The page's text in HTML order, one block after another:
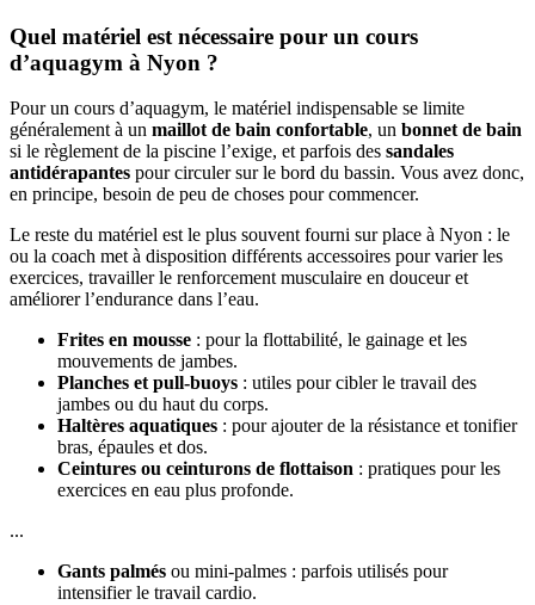
Quel matériel est nécessaire pour un cours
d’aquagym à Nyon ?
Pour un cours d’aquagym, le matériel indispensable se limite
généralement à un maillot de bain confortable, un bonnet de bain
si le règlement de la piscine l’exige, et parfois des sandales
antidérapantes pour circuler sur le bord du bassin. Vous avez donc,
en principe, besoin de peu de choses pour commencer.
Le reste du matériel est le plus souvent fourni sur place à Nyon : le
ou la coach met à disposition différents accessoires pour varier les
exercices, travailler le renforcement musculaire en douceur et
améliorer l’endurance dans l’eau.
Frites en mousse : pour la flottabilité, le gainage et les
mouvements de jambes.
Planches et pull-buoys : utiles pour cibler le travail des
jambes ou du haut du corps.
Haltères aquatiques : pour ajouter de la résistance et tonifier
bras, épaules et dos.
Ceintures ou ceinturons de flottaison : pratiques pour les
exercices en eau plus profonde.
...
Gants palmés ou mini-palmes : parfois utilisés pour
intensifier le travail cardio.